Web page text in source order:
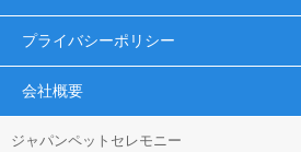
プライバシーポリシー
会社概要
ジャパンペットセレモニー